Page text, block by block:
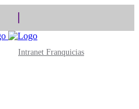
Intranet Franquicias